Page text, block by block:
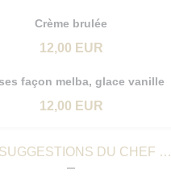
Crème brulée
12,00 EUR
façon melba, glace vanille
12,00 EUR
SUGGESTIONS DU CHEF …